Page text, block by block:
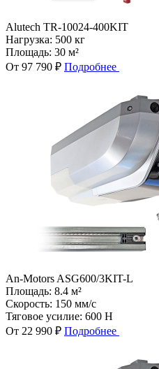
Alutech TR-10024-400KIT
Нагрузка: 500 кг
Площадь: 30 м²
От 97 790 ₽ Подробнее
An-Motors ASG600/3KIT-L
Площадь: 8.4 м²
Скорость: 150 мм/с
Тяговое усилие: 600 Н
От 22 990 ₽ Подробнее